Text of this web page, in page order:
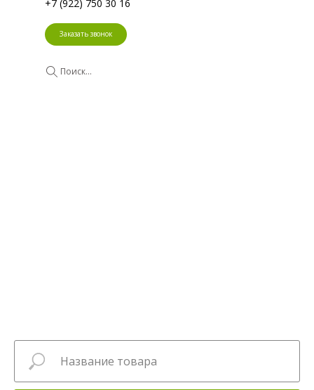
Заказать звонок
+7 (922) 750 30 16
Поиск...